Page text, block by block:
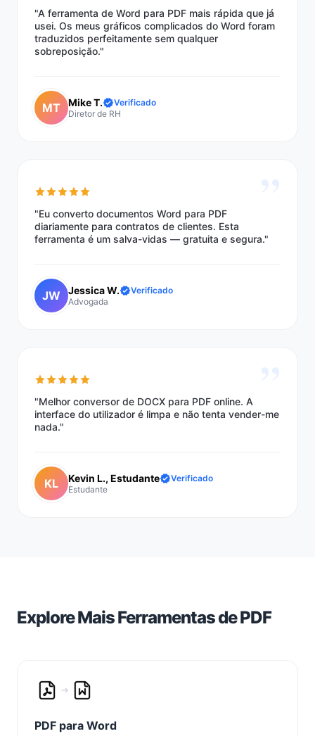
"A ferramenta de Word para PDF mais rápida que já
usei. Os meus gráficos complicados do Word foram
traduzidos perfeitamente sem qualquer
sobreposição."
MT Mike T.
Verificado
Diretor de RH
"Eu converto documentos Word para PDF
diariamente para contratos de clientes. Esta
ferramenta é um salva-vidas — gratuita e segura."
JW Jessica W.
Verificado
Advogada
"Melhor conversor de DOCX para PDF online. A
interface do utilizador é limpa e não tenta vender-me
nada."
KL Kevin L., Estudante
Verificado
Estudante
Explore Mais Ferramentas de PDF
PDF para Word